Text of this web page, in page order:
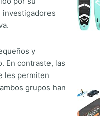
investigadores
y
En contraste, las
les permiten
grupos han